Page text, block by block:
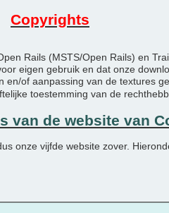
Copyrights
Rails (MSTS/Open Rails) en
eigen gebruik en dat onze
of aanpassing van de textures
toestemming van de
van de website van
onze vijfde website zover.